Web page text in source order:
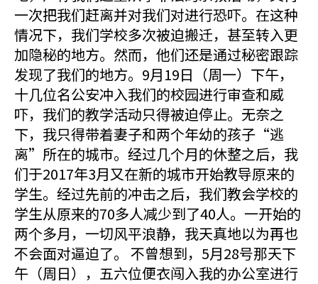
一次把我们赶离并对我们对进行恐吓。在这种
情况下，我们学校多次被迫搬迁，甚至转入更
加隐秘的地方。然而，他们还是通过秘密跟踪
发现了我们的地方。9月19日（周一）下午，
十几位名公安冲入我们的校园进行审查和威
吓，我们的教学活动只得被迫停止。无奈之
下，我只得带着妻子和两个年幼的孩子“逃
离”所在的城市。经过几个月的休整之后，我
们于2017年3月又在新的城市开始教导原来的
学生。经过先前的冲击之后，我们教会学校的
学生从原来的70多人减少到了40人。一开始的
两个多月，一切风平浪静，我天真地以为再也
不会面对逼迫了。 不曾想到，5月28号那天下
午（周日），五六位便衣闯入我的办公室进行